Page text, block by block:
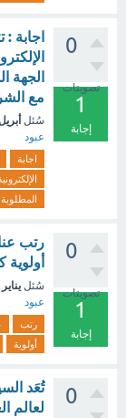
0
تصويتات
1
إجابة
اجابة :
الجهة
مع
سُئل أبريل 4
عبود
اجابة
المطلوبة
0
تصويتات
1
إجابة
رتب
أولوية
سُئل يناير 20
عبود
رتب
أولوية
0
تُعَد
لعالم